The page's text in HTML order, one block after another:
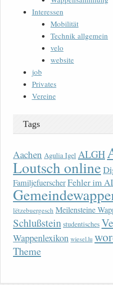
Interessen
Mobilität
Technik allgemein
velo
website
job
Privates
Vereine
Tags
Aachen Agulia Igel ALGH
Loutsch online
FamiljefuerscherFehler im
lëtzebuergesch Meilensteine
Schlußstein studentisches
Wappenlexikon wiesel.lu
Theme